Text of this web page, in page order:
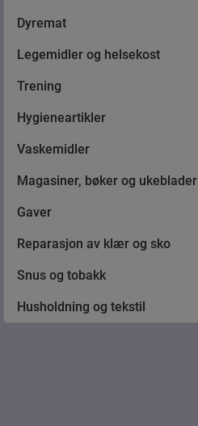
Dyremat
Legemidler og helsekost
Trening
Hygieneartikler
Vaskemidler
Magasiner, bøker og ukeblader
Gaver
Reparasjon av klær og sko
Snus og tobakk
Husholdning og tekstil